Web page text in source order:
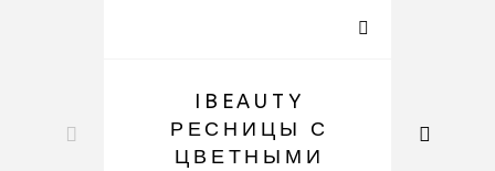
IBEAUTY
РЕСНИЦЫ С
ЦВЕТНЫМИ